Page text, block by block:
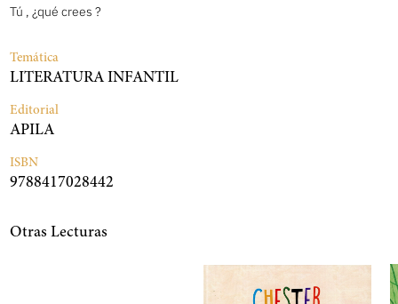
Tú , ¿qué crees ?
Temática
LITERATURA INFANTIL
Editorial
APILA
ISBN
9788417028442
Otras Lecturas